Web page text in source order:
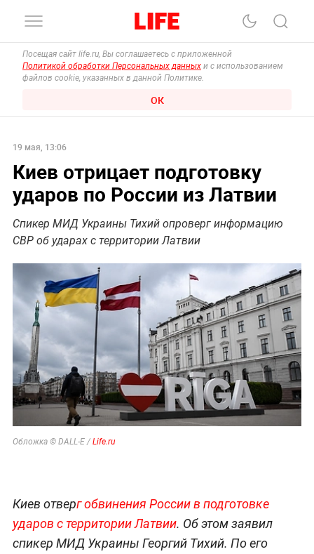
Посещая сайт life.ru, Вы соглашаетесь с приложенной
Политикой обработки Персональных данных и с использованием
файлов cookie, указанных в данной Политике.
ОК
19 мая, 13:06
Киев отрицает подготовку
ударов по России из Латвии
Спикер МИД Украины Тихий опроверг информацию
СВР об ударах с территории Латвии
Обложка © DALL-E / Life.ru
Киев отверг обвинения России в подготовке
ударов с территории Латвии. Об этом заявил
спикер МИД Украины Георгий Тихий. По его